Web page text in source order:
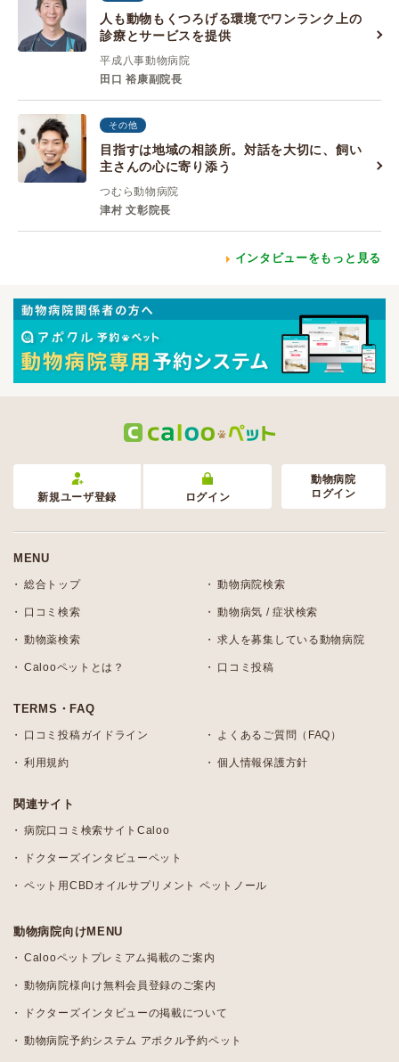
人も動物もくつろげる環境でワンランク上の
診療とサービスを提供
平成八事動物病院
田口 裕康副院長
その他
目指すは地域の相談所。対話を大切に、飼い
主さんの心に寄り添う
つむら動物病院
津村 文彰院長
インタビューをもっと見る
新規ユーザ登録 ログイン
動物病院
ログイン
MENU
総合トップ 動物病院検索
口コミ検索 動物病気 / 症状検索
動物薬検索 求人を募集している動物病院
Calooペットとは？ 口コミ投稿
TERMS・FAQ
口コミ投稿ガイドライン よくあるご質問（FAQ）
利用規約 個人情報保護方針
関連サイト
病院口コミ検索サイトCaloo
ドクターズインタビューペット
ペット用CBDオイルサプリメント ペットノール
動物病院向けMENU
Calooペットプレミアム掲載のご案内
動物病院様向け無料会員登録のご案内
ドクターズインタビューの掲載について
動物病院予約システム アポクル予約ペット